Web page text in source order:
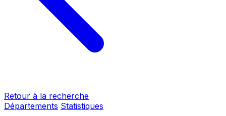
Retour à la recherche
Départements Statistiques